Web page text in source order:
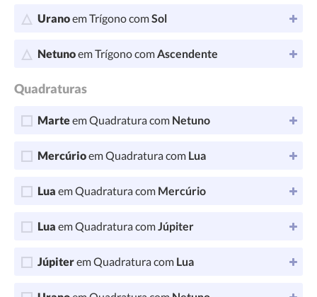
Uranoem Trígono comSol
Netunoem Trígono comAscendente
Quadraturas
Marteem Quadratura com Netuno
Mercúrioem Quadratura com Lua
Lua em Quadratura com Mercúrio
Lua em Quadratura comJúpiter
Júpiterem Quadratura com Lua